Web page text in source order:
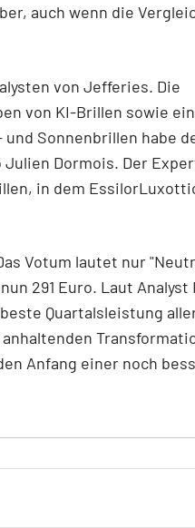
auch wenn die
von Jefferies. Die
von KI-Brillen sowie
Sonnenbrillen habe
Dormois. Der
in dem
Votum lautet nur
291 Euro. Laut Analyst
Quartalsleistung
Anfang einer noch